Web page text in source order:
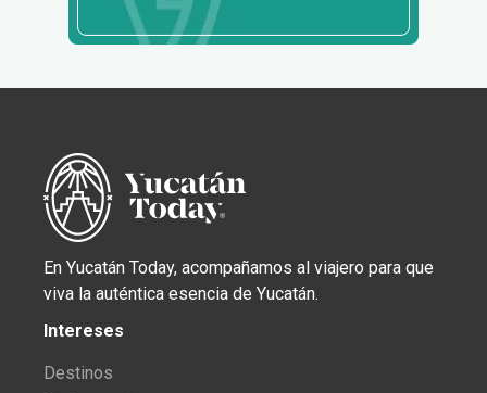
En Yucatán Today, acompañamos al viajero para que
viva la auténtica esencia de Yucatán.
Intereses
Destinos